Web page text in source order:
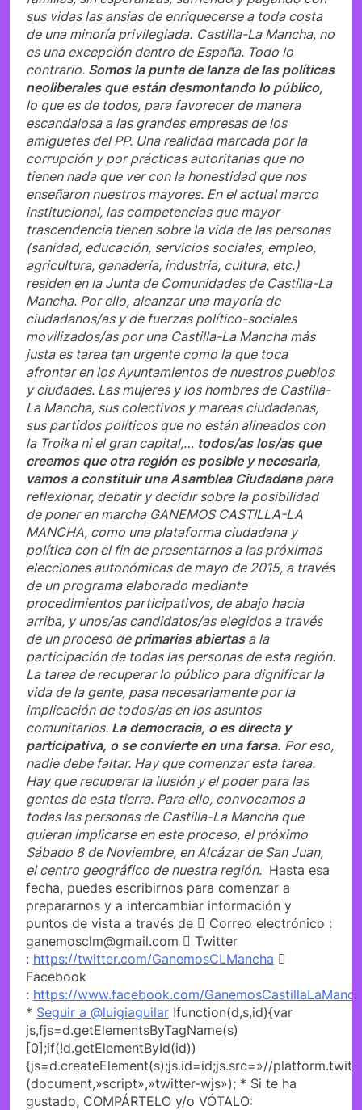
sus vidas las ansias de enriquecerse a toda costa
de una minoría privilegiada. Castilla-La Mancha, no
es una excepción dentro de España. Todo lo
contrario. Somos la punta de lanza de las políticas
neoliberales que están desmontando lo público,
lo que es de todos, para favorecer de manera
escandalosa a las grandes empresas de los
amiguetes del PP. Una realidad marcada por la
corrupción y por prácticas autoritarias que no
tienen nada que ver con la honestidad que nos
enseñaron nuestros mayores. En el actual marco
institucional, las competencias que mayor
trascendencia tienen sobre la vida de las personas
(sanidad, educación, servicios sociales, empleo,
agricultura, ganadería, industria, cultura, etc.)
residen en la Junta de Comunidades de Castilla-La
Mancha. Por ello, alcanzar una mayoría de
ciudadanos/as y de fuerzas político-sociales
movilizados/as por una Castilla-La Mancha más
justa es tarea tan urgente como la que toca
afrontar en los Ayuntamientos de nuestros pueblos
y ciudades. Las mujeres y los hombres de Castilla-
La Mancha, sus colectivos y mareas ciudadanas,
sus partidos políticos que no están alineados con
la Troika ni el gran capital,… todos/as los/as que
creemos que otra región es posible y necesaria,
vamos a constituir una Asamblea Ciudadana para
reflexionar, debatir y decidir sobre la posibilidad
de poner en marcha GANEMOS CASTILLA-LA
MANCHA, como una plataforma ciudadana y
política con el fin de presentarnos a las próximas
elecciones autonómicas de mayo de 2015, a través
de un programa elaborado mediante
procedimientos participativos, de abajo hacia
arriba, y unos/as candidatos/as elegidos a través
de un proceso de primarias abiertasa la
participación de todas las personas de esta región.
La tarea de recuperar lo público para dignificar la
vida de la gente, pasa necesariamente por la
implicación de todos/as en los asuntos
comunitarios. La democracia, o es directa y
participativa, o se convierte en una farsa. Por eso,
nadie debe faltar. Hay que comenzar esta tarea.
Hay que recuperar la ilusión y el poder para las
gentes de esta tierra. Para ello, convocamos a
todas las personas de Castilla-La Mancha que
quieran implicarse en este proceso, el próximo
Sábado 8 de Noviembre, en Alcázar de San Juan,
el centro geográfico de nuestra región. Hasta esa
fecha, puedes escribirnos para comenzar a
prepararnos y a intercambiar información y
puntos de vista a través de  Correo electrónico :
ganemosclm@gmail.com  Twitter
: https://twitter.com/GanemosCLMancha 
Facebook
: https://www.facebook.com/
* Seguir a @luigiaguilar !function(d,s,id){var
js,fjs=d.getElementsByTagName(s)
[0];if(!d.getElementById(id))
{js=d.createElement(s);js.id=id;js.src=»//
(document,»script»,»twitter-wjs»); * Si te ha
gustado, COMPÁRTELO y/o VÓTALO: